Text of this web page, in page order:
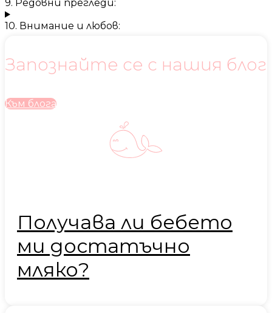
9. Редовни прегледи:
10. Внимание и любов:
Запознайте се с нашия блог
Към блога
Получава ли бебето
ми достатъчно
мляко?